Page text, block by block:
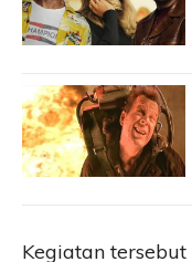
Kegiatan